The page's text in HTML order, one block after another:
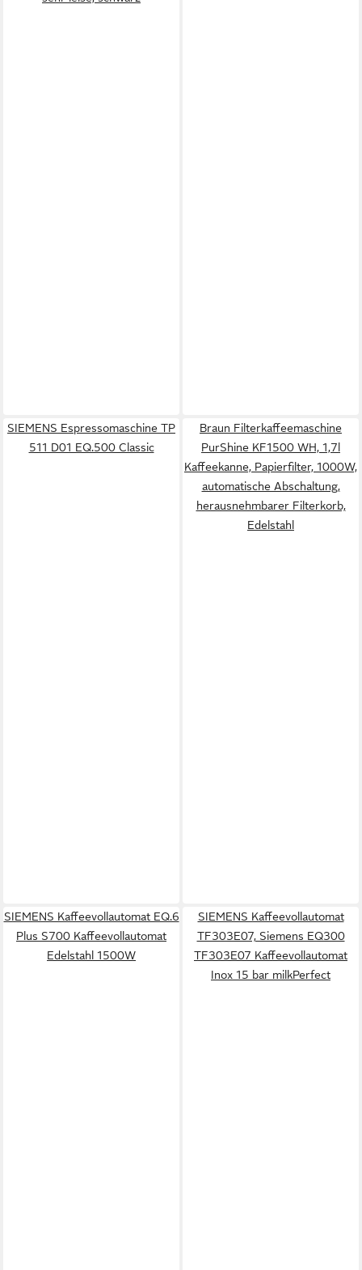
SIEMENS Espressomaschine TP
511 D01 EQ.500 Classic
Braun Filterkaffeemaschine
PurShine KF1500 WH, 1,7l
Kaffeekanne, Papierfilter, 1000W,
automatische Abschaltung,
herausnehmbarer Filterkorb,
Edelstahl
SIEMENS Kaffeevollautomat EQ.6
Plus S700 Kaffeevollautomat
Edelstahl 1500W
SIEMENS Kaffeevollautomat
TF303E07, Siemens EQ300
TF303E07 Kaffeevollautomat
Inox 15 bar milkPerfect